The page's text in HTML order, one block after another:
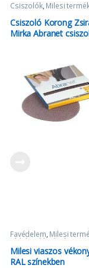
Csiszolók, Milesi
Csiszoló Korong
Mirka Abranet
Favédelem, Milesi
Vízbázisú lazúrok
Milesi viaszos
RAL színekben